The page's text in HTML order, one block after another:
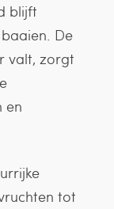
blijft
De
valt, zorgt
en
tot